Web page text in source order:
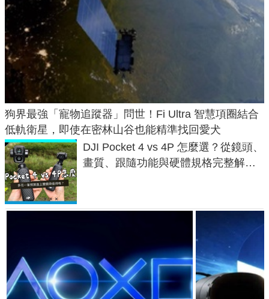
狗界最強「寵物追蹤器」問世！Fi Ultra 智慧項圈結合
低軌衛星，即使在密林山谷也能精準找回愛犬
DJI Pocket 4 vs 4P 怎麼選？從鏡頭、
畫質、跟隨功能與硬體規格完整解